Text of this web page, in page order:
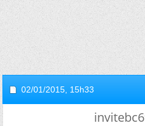
02/01/2015, 15h33